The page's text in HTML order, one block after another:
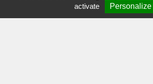
activate
Personalize